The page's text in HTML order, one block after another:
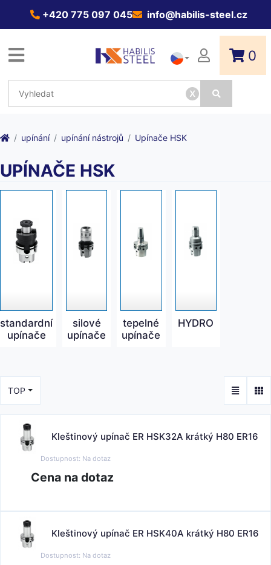
+420 775 097 045 info@habilis-steel.cz
x
0
upínání upínání nástrojů Upínače HSK
UPÍNAČE HSK
standardní
upínače
silové
upínače
tepelné
upínače
HYDRO
TOP
Kleštinový upínač ER HSK32A krátký H80 ER16
Dostupnost: Na dotaz
Cena na dotaz
Kleštinový upínač ER HSK40A krátký H80 ER16
Dostupnost: Na dotaz